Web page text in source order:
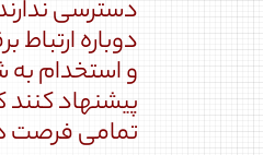
دسترسی
دوباره
و استخدام
پیشنهاد
تمامی فرصت